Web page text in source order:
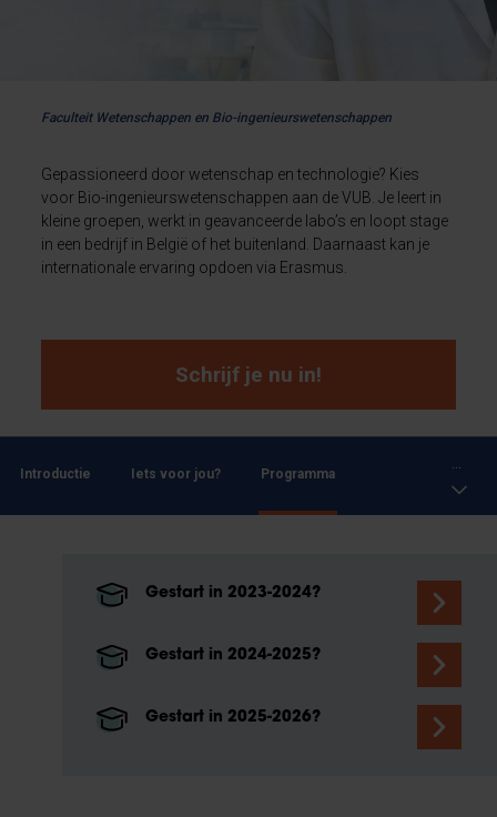
Faculteit Wetenschappen en Bio-ingenieurswetenschappen
Gepassioneerd door wetenschap en technologie? Kies
voor Bio-ingenieurswetenschappen aan de VUB. Je leert in
kleine groepen, werkt in geavanceerde labo’s en loopt stage
in een bedrijf in België of het buitenland. Daarnaast kan je
internationale ervaring opdoen via Erasmus.
Schrijf je nu in!
Introductie Iets voor jou? Programma
Gestart in 2023-2024?
Gestart in 2024-2025?
Gestart in 2025-2026?